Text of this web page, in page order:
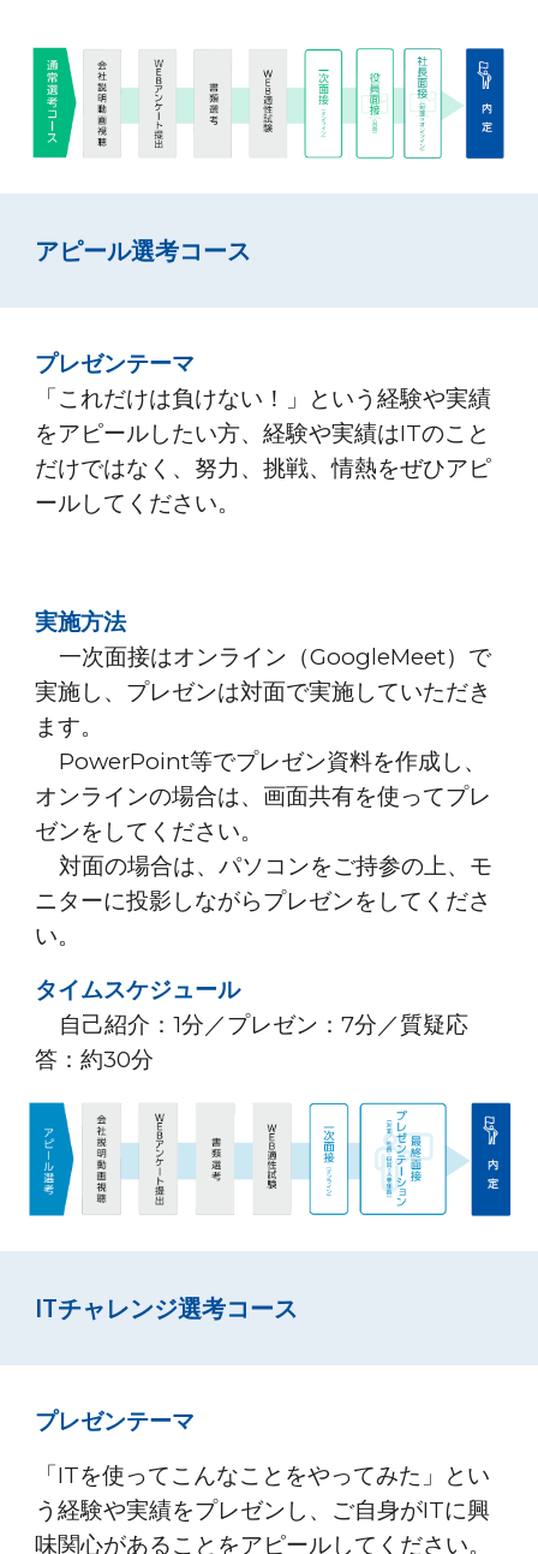
アピール選考コース
プレゼンテーマ
「これだけは負けない！」という経験や実績
をアピールしたい方、経験や実績はITのこと
だけではなく、努力、挑戦、情熱をぜひアピ
ールしてください。
実施方法
一次面接はオンライン（GoogleMeet） で
実施し、プレゼンは対面で実施していただき
ます。
PowerPoint等でプレゼン資料を作成し、
オンラインの場合は、画面共有を使ってプレ
ゼンをしてください。
対面の場合は、パソコンをご持参の上、モ
ニターに投影しながらプレゼンをしてくださ
い。
タイムスケジュール
自己紹介：1分／プレゼン：7分／質疑応
答：約30分
ITチャレンジ選考コース
プレゼンテーマ
「ITを使ってこんなことをやってみた」とい
う経験や実績をプレゼンし、ご自身がITに興
味関心があることをアピールしてください。